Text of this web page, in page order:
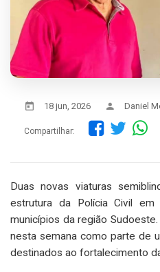
18 jun, 2026 Daniel
Compartilhar:
Duas novas viaturas
estrutura da Polícia Civil
municípios da região
nesta semana como parte de
destinados ao fortalecimento